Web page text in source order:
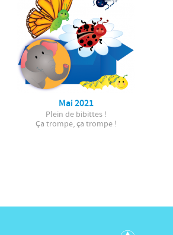
Mai 2021
Plein de bibittes !
Ça trompe, ça trompe !